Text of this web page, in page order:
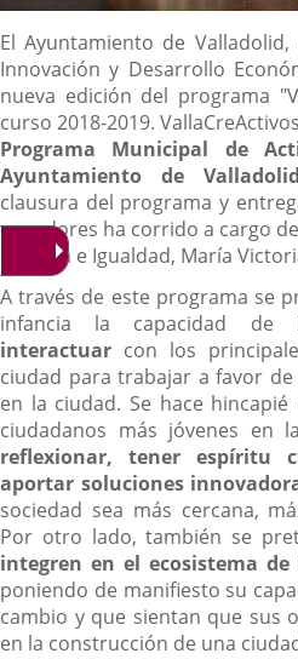
Descripción
El Ayuntamiento de
Innovación y Desarrollo
nueva edición del programa
curso 2018-2019.
Programa Municipal de
Ayuntamiento de Valladolid
clausura del programa y
ganadores ha corrido a cargo
Infancia e Igualdad, María
A través de este programa se
infancia la capacidad de
interactuar con los
ciudad para trabajar a favor
en la ciudad. Se hace
ciudadanos más jóvenes en
reflexionar, tener espíritu
aportar soluciones
sociedad sea más cercana,
Por otro lado, también se
integren en el ecosistema
poniendo de manifiesto su
cambio y que sientan que sus
en la construcción de una